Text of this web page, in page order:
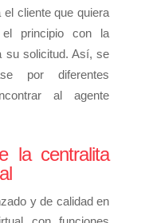
cliente que quiera
principio con la
su solicitud. Así, se
por diferentes
al agente
la centralita
y de calidad en